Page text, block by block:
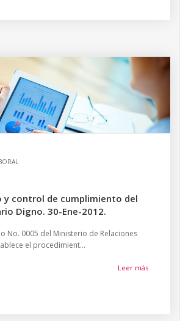
y control de cumplimiento del
Digno. 30-Ene-2012.
No. 0005 del Ministerio de Relaciones
el procedimient...
Leer más